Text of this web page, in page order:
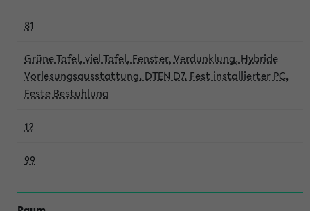
81
Grüne Tafel, viel Tafel, Fenster, Verdunklung, Hybride
Vorlesungsausstattung, DTEN D7, Fest installierter PC,
Feste Bestuhlung
12
99